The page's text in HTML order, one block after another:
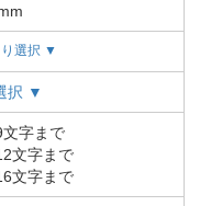
り選択 ▼
択 ▼
字まで
文字まで
文字まで